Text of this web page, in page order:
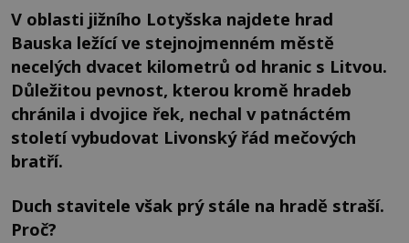
V oblasti jižního Lotyšska najdete hrad
Bauska ležící ve stejnojmenném městě
necelých dvacet kilometrů od hranic s Litvou.
Důležitou pevnost, kterou kromě hradeb
chránila i dvojice řek, nechal v patnáctém
století vybudovat Livonský řád mečových
bratří.
Duch stavitele však prý stále na hradě straší.
Proč?